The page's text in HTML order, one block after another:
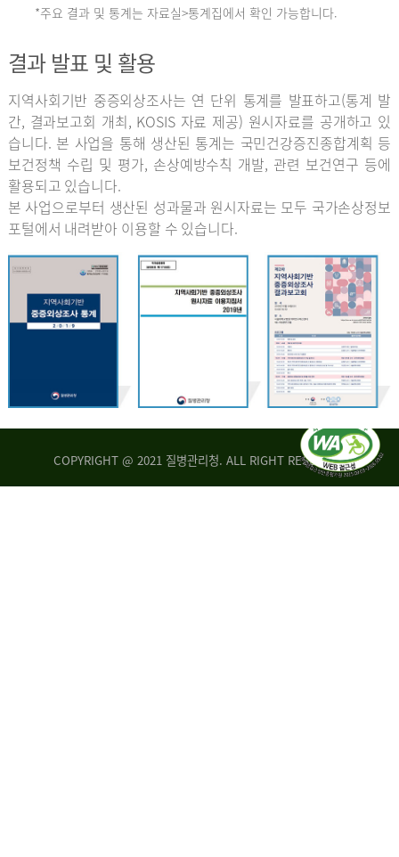
*주요 결과 및 통계는 자료실>통계집에서 확인 가능합니다.
결과 발표 및 활용
지역사회기반 중증외상조사는 연 단위 통계를 발표하고(통계 발
간, 결과보고회 개최, KOSIS 자료 제공) 원시자료를 공개하고 있
습니다. 본 사업을 통해 생산된 통계는 국민건강증진종합계획 등
보건정책 수립 및 평가, 손상예방수칙 개발, 관련 보건연구 등에
활용되고 있습니다.
본 사업으로부터 생산된 성과물과 원시자료는 모두 국가손상정보
포털에서 내려받아 이용할 수 있습니다.
COPYRIGHT @ 2021 질병관리청. ALL RIGHT RESERVED